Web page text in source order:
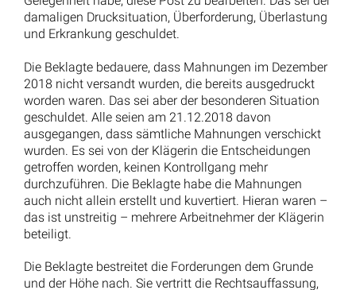
Als unterlegene Partei hat die Klägerin die Kosten des
Rechtsstreits zu tragen. Der Wert des
eingeklagten Betrages.
Hinweis:Informationen in unserem Internetangebot dienen
lediglich Informationszwecken. Sie stellen keine
Rechtsberatung dar und können eine individuelle rechtliche
Beratung auch nicht ersetzen, welche die Besonderheiten
des jeweiligen Einzelfalles berücksichtigt. Ebenso kann sich
die aktuelle Rechtslage durch aktuelle Urteile und Gesetze
rechtssichere Auskunft oder eine persönliche
Rechtsberatung, kontaktieren Sie uns bitte.